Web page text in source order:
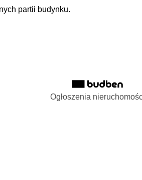
partii budynku.
Ogłoszenia